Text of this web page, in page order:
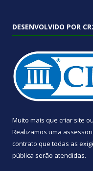
DESENVOLVIDO POR
Muito mais que criar site ou
Realizamos uma
contrato que todas as
pública serão atendidas.